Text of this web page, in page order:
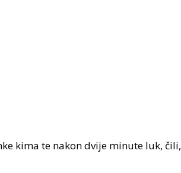
kima te nakon dvije minute luk, čili,